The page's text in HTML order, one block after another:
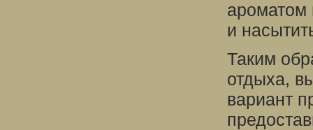
ароматом
и
Таким
отдыха,
вариант